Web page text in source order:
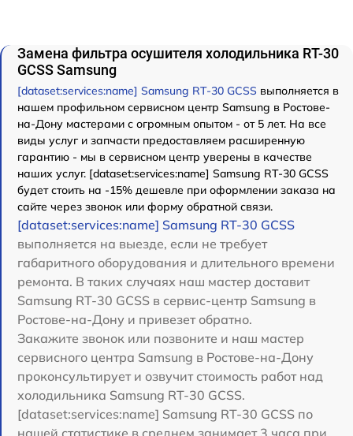
Замена фильтра осушителя холодильника RT-30
GCSS Samsung
[dataset:services:name] Samsung RT-30 GCSS выполняется в
нашем профильном сервисном центр Samsung в Ростове-
на-Дону мастерами с огромным опытом - от 5 лет. На все
виды услуг и запчасти предоставляем расширенную
гарантию - мы в сервисном центр уверены в качестве
наших услуг. [dataset:services:name] Samsung RT-30 GCSS
будет стоить на -15% дешевле при оформлении заказа на
сайте через звонок или форму обратной связи.
[dataset:services:name] Samsung RT-30 GCSS
выполняется на выезде, если не требует
габаритного оборудования и длительного времени
ремонта. В таких случаях наш мастер доставит
Samsung RT-30 GCSS в сервис-центр Samsung в
Ростове-на-Дону и привезет обратно.
Закажите звонок или позвоните и наш мастер
сервисного центра Samsung в Ростове-на-Дону
проконсультирует и озвучит стоимость работ над
холодильника Samsung RT-30 GCSS.
[dataset:services:name] Samsung RT-30 GCSS по